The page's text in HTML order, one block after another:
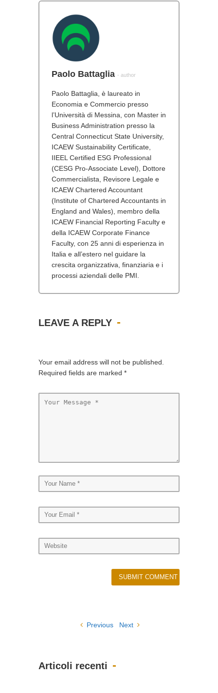
Paolo Battaglia - author
Paolo Battaglia, è laureato in
Economia e Commercio presso
l’Università di Messina, con Master in
Business Administration presso la
Central Connecticut State University,
ICAEW Sustainability Certificate,
IIEEL Certified ESG Professional
(CESG Pro-Associate Level), Dottore
Commercialista, Revisore Legale e
ICAEW Chartered Accountant
(Institute of Chartered Accountants in
England and Wales), membro della
ICAEW Financial Reporting Faculty e
della ICAEW Corporate Finance
Faculty, con 25 anni di esperienza in
Italia e all’estero nel guidare la
crescita organizzativa, finanziaria e i
processi aziendali delle PMI.
LEAVE A REPLY
Your email address will not be published.
Required fields are marked *
Previous Next
Articoli recenti